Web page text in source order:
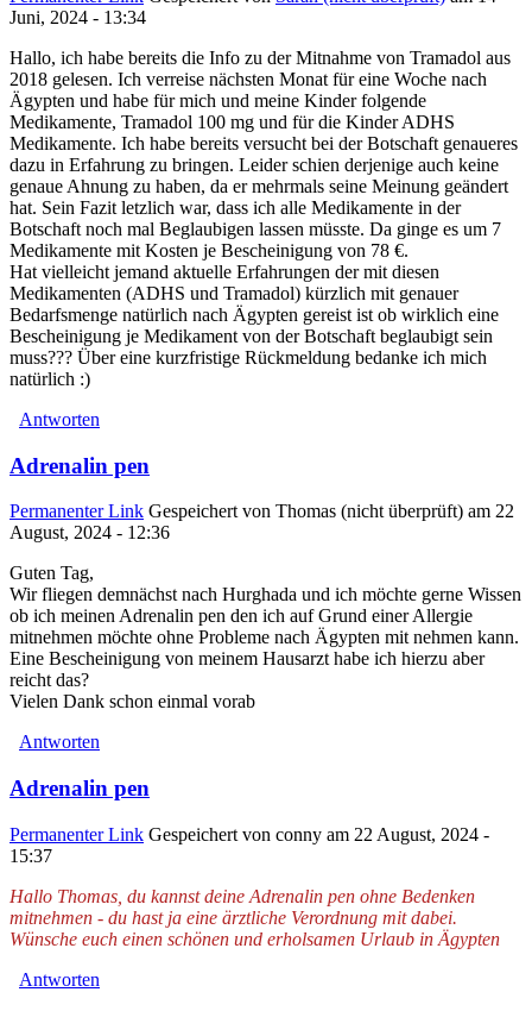
Juni, 2024 - 13:34
Hallo, ich habe bereits die Info zu der Mitnahme von Tramadol aus
2018 gelesen. Ich verreise nächsten Monat für eine Woche nach
Ägypten und habe für mich und meine Kinder folgende
Medikamente, Tramadol 100 mg und für die Kinder ADHS
Medikamente. Ich habe bereits versucht bei der Botschaft genaueres
dazu in Erfahrung zu bringen. Leider schien derjenige auch keine
genaue Ahnung zu haben, da er mehrmals seine Meinung geändert
hat. Sein Fazit letzlich war, dass ich alle Medikamente in der
Botschaft noch mal Beglaubigen lassen müsste. Da ginge es um 7
Medikamente mit Kosten je Bescheinigung von 78 €.
Hat vielleicht jemand aktuelle Erfahrungen der mit diesen
Medikamenten (ADHS und Tramadol) kürzlich mit genauer
Bedarfsmenge natürlich nach Ägypten gereist ist ob wirklich eine
Bescheinigung je Medikament von der Botschaft beglaubigt sein
muss??? Über eine kurzfristige Rückmeldung bedanke ich mich
natürlich :)
Antworten
Adrenalin pen
Permanenter Link Gespeichert von Thomas (nicht überprüft) am 22
August, 2024 - 12:36
Guten Tag,
Wir fliegen demnächst nach Hurghada und ich möchte gerne Wissen
ob ich meinen Adrenalin pen den ich auf Grund einer Allergie
mitnehmen möchte ohne Probleme nach Ägypten mit nehmen kann.
Eine Bescheinigung von meinem Hausarzt habe ich hierzu aber
reicht das?
Vielen Dank schon einmal vorab
Antworten
Adrenalin pen
Permanenter Link Gespeichert von conny am 22 August, 2024 -
15:37
Hallo Thomas, du kannst deine Adrenalin pen ohne Bedenken
mitnehmen - du hast ja eine ärztliche Verordnung mit dabei.
Wünsche euch einen schönen und erholsamen Urlaub in Ägypten
Antworten